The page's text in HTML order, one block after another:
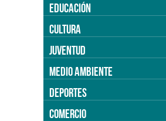
EDUCACIÓN
CULTURA
JUVENTUD
MEDIO AMBIENTE
DEPORTES
COMERCIO